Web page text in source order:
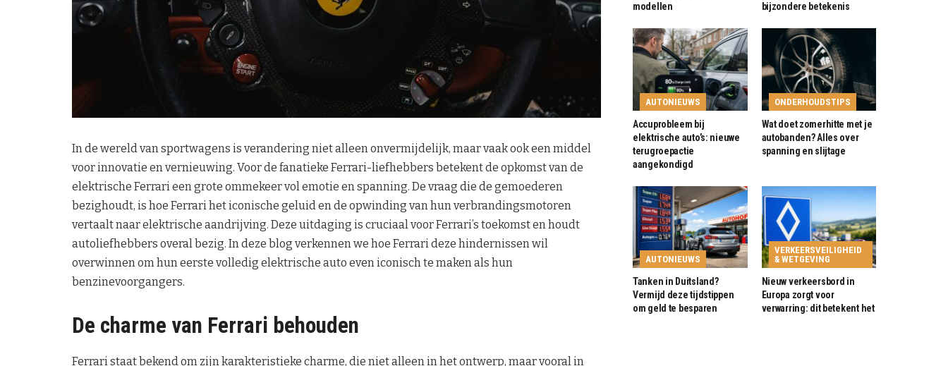
In de wereld van sportwagens is verandering niet alleen onvermijdelijk, maar vaak ook een middel
voor innovatie en vernieuwing. Voor de fanatieke Ferrari-liefhebbers betekent de opkomst van de
elektrische Ferrari een grote ommekeer vol emotie en spanning. De vraag die de gemoederen
bezighoudt, is hoe Ferrari het iconische geluid en de opwinding van hun verbrandingsmotoren
vertaalt naar elektrische aandrijving. Deze uitdaging is cruciaal voor Ferrari’s toekomst en houdt
autoliefhebbers overal bezig. In deze blog verkennen we hoe Ferrari deze hindernissen wil
overwinnen om hun eerste volledig elektrische auto even iconisch te maken als hun
benzinevoorgangers.
De charme van Ferrari behouden
Ferrari staat bekend om zijn karakteristieke charme, die niet alleen in het ontwerp, maar vooral in
modellen
bijzondere betekenis
AUTONIEUWS
Accuprobleem bij
elektrische auto’s: nieuwe
terugroepactie
aangekondigd
ONDERHOUDSTIPS
Wat doet zomerhitte met je
autobanden? Alles over
spanning en slijtage
AUTONIEUWS
Tanken in Duitsland?
Vermijd deze tijdstippen
om geld te besparen
VERKEERSVEILIGHEID
& WETGEVING
Nieuw verkeersbord in
Europa zorgt voor
verwarring: dit betekent het